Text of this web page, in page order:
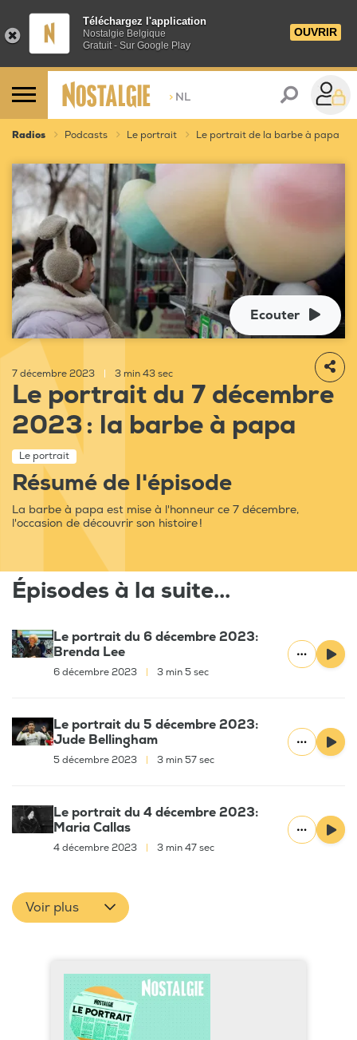
Téléchargez l'application
Nostalgie Belgique
Gratuit - Sur Google Play
OUVRIR
> NL
Radios Podcasts Le portrait Le portrait de la barbe à papa
Ecouter
7 décembre 2023 3 min 43 sec
Le portrait du 7 décembre
2023 : la barbe à papa
Le portrait
Résumé de l'épisode
La barbe à papa est mise à l'honneur ce 7 décembre,
l'occasion de découvrir son histoire !
Épisodes à la suite...
Le portrait du 6 décembre 2023:
Brenda Lee
6 décembre 2023 3 min 5 sec
Le portrait du 5 décembre 2023:
Jude Bellingham
5 décembre 2023 3 min 57 sec
Le portrait du 4 décembre 2023:
Maria Callas
4 décembre 2023 3 min 47 sec
Voir plus